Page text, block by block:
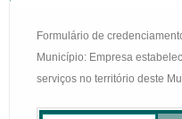
Formulário de
Município: Empresa
serviços no território deste